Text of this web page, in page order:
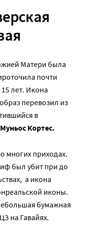
Матери была
почти
лет. Икона
перевозил из
в
Кортес.
многих приходах.
был убит при до
а икона
иконы.
бумажная
на Гавайях.